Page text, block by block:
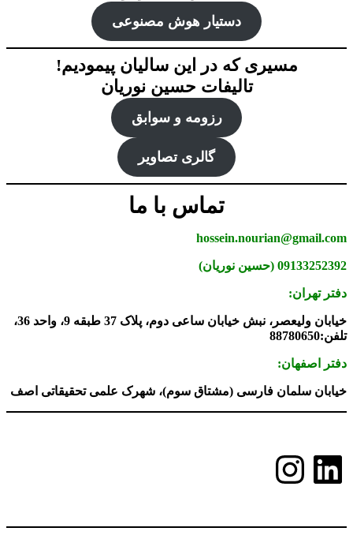
دستیار هوش‌ مصنوعی
مسیری که در این سالیان پیمودیم!
تالیفات حسین نوریان
رزومه و سوابق
گالری تصاویر
تماس با ما
hossein.nourian@gmail.com
09133252392 (حسین نوریان)
دفتر تهران:
خیابان ولیعصر، نبش خیابان ساعی دوم، پلاک 37 طبقه 9، واحد 36،
تلفن:88780650
دفتر اصفهان:
خیابان سلمان فارسی (مشتاق سوم)، شهرک علمی تحقیقاتی اصف
لینکداین
اینستاگرم